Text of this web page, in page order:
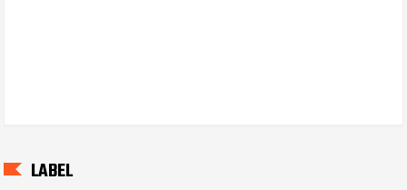
LABEL